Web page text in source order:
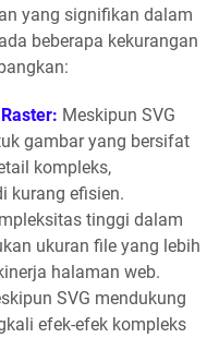
yang signifikan dalam
beberapa kekurangan
Meskipun SVG
gambar yang bersifat
kompleks,
kurang efisien.
tinggi dalam
ukuran file yang lebih
halaman web.
SVG mendukung
efek-efek kompleks